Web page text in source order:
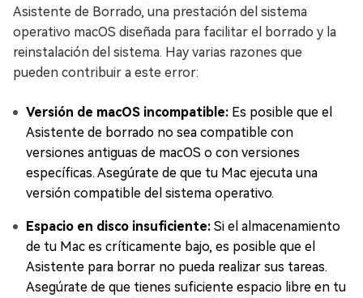
Asistente de Borrado, una prestación del sistema
operativo macOS diseñada para facilitar el borrado y la
reinstalación del sistema. Hay varias razones que
pueden contribuir a este error:
Versión de macOS incompatible: Es posible que el
Asistente de borrado no sea compatible con
versiones antiguas de macOS o con versiones
específicas. Asegúrate de que tu Mac ejecuta una
versión compatible del sistema operativo.
Espacio en disco insuficiente: Si el almacenamiento
de tu Mac es críticamente bajo, es posible que el
Asistente para borrar no pueda realizar sus tareas.
Asegúrate de que tienes suficiente espacio libre en tu